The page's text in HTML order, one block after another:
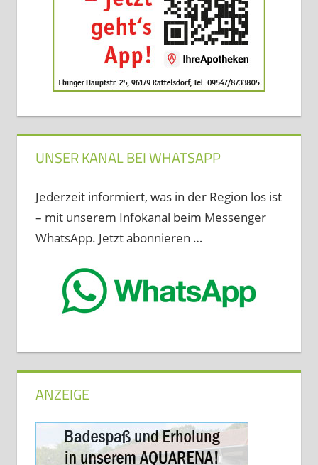
UNSER KANAL BEI WHATSAPP
Jederzeit informiert, was in der Region los ist
– mit unserem Infokanal beim Messenger
WhatsApp. Jetzt abonnieren …
ANZEIGE